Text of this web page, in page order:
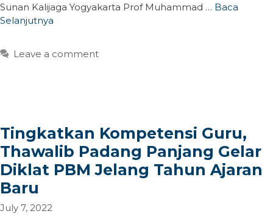
Sunan Kalijaga Yogyakarta Prof Muhammad … Baca
Selanjutnya
Leave a comment
Tingkatkan Kompetensi Guru,
Thawalib Padang Panjang Gelar
Diklat PBM Jelang Tahun Ajaran
Baru
July 7, 2022